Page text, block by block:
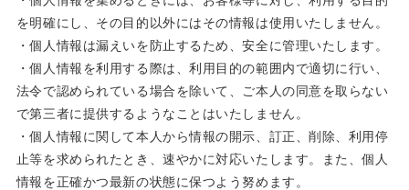
を明確にし、その目的以外にはその情報は使用いたしません。
・個人情報は漏えいを防止するため、安全に管理いたします。
・個人情報を利用する際は、利用目的の範囲内で適切に行い、
法令で認められている場合を除いて、ご本人の同意を取らない
で第三者に提供するようなことはいたしません。
・個人情報に関して本人から情報の開示、訂正、削除、利用停
止等を求められたとき、速やかに対応いたします。また、個人
情報を正確かつ最新の状態に保つよう努めます。